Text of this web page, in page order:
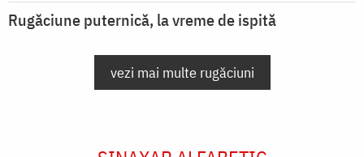
Rugăciune puternică, la vreme de ispită
vezi mai multe rugăciuni